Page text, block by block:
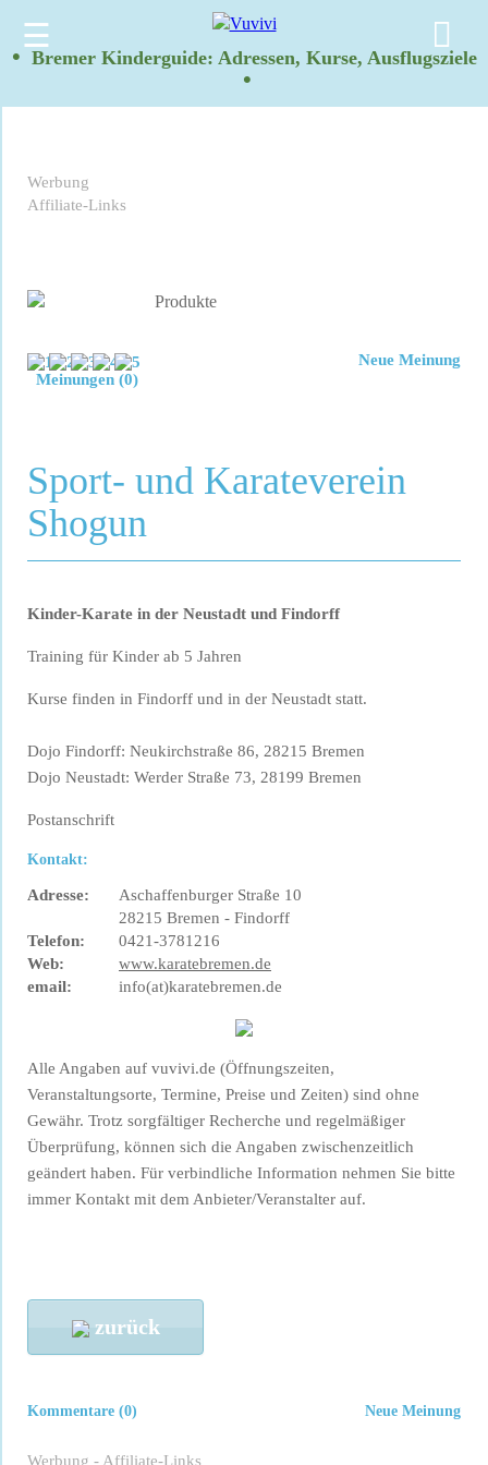
☰
• Bremer Kinderguide: Adressen, Kurse, Ausflugsziele
•
Werbung
Affiliate-Links
Meinungen (0)
Neue Meinung
Sport- und Karateverein
Shogun
Kinder-Karate in der Neustadt und Findorff
Training für Kinder ab 5 Jahren
Kurse finden in Findorff und in der Neustadt statt.
Dojo Findorff: Neukirchstraße 86, 28215 Bremen
Dojo Neustadt: Werder Straße 73, 28199 Bremen
Postanschrift
Kontakt:
Adresse:
Aschaffenburger Straße 10
28215 Bremen - Findorff
Telefon:
0421-3781216
Web:
www.karatebremen.de
email:
info(at)karatebremen.de
Alle Angaben auf vuvivi.de (Öffnungszeiten,
Veranstaltungsorte, Termine, Preise und Zeiten) sind ohne
Gewähr. Trotz sorgfältiger Recherche und regelmäßiger
Überprüfung, können sich die Angaben zwischenzeitlich
geändert haben. Für verbindliche Information nehmen Sie bitte
immer Kontakt mit dem Anbieter/Veranstalter auf.
zurück
Neue Meinung
Kommentare (0)
Werbung - Affiliate-Links